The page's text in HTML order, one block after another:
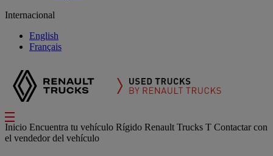
Internacional
English
Français
Inicio Encuentra tu vehículo Rígido Renault Trucks T Contactar con
el vendedor del vehículo